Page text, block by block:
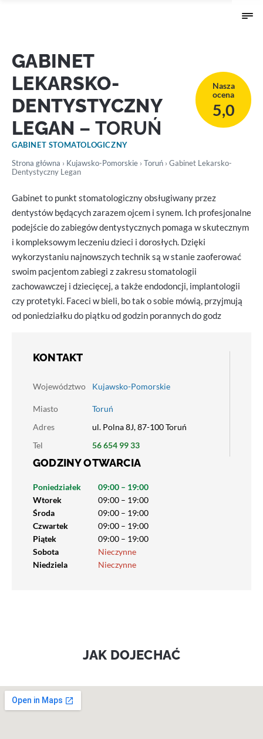
GABINET
LEKARSKO-
DENTYSTYCZNY
LEGAN – TORUŃ
GABINET STOMATOLOGICZNY
Nasza
ocena
5,0
Strona główna › Kujawsko-Pomorskie › Toruń › Gabinet Lekarsko-
Dentystyczny Legan
Gabinet to punkt stomatologiczny obsługiwany przez
dentystów będących zarazem ojcem i synem. Ich profesjonalne
podejście do zabiegów dentystycznych pomaga w skutecznym
i kompleksowym leczeniu dzieci i dorosłych. Dzięki
wykorzystaniu najnowszych technik są w stanie zaoferować
swoim pacjentom zabiegi z zakresu stomatologii
zachowawczej i dziecięcej, a także endodoncji, implantologii
czy protetyki. Faceci w bieli, bo tak o sobie mówią, przyjmują
od poniedziałku do piątku od godzin porannych do godz
KONTAKT
Województwo Kujawsko-Pomorskie
Miasto
Toruń
Adres
ul. Polna 8J, 87-100 Toruń
Tel
56 654 99 33
GODZINY OTWARCIA
Poniedziałek
09:00 – 19:00
Wtorek
09:00 – 19:00
Środa
09:00 – 19:00
Czwartek
09:00 – 19:00
Piątek
09:00 – 19:00
Sobota
Nieczynne
Niedziela
Nieczynne
JAK DOJECHAĆ